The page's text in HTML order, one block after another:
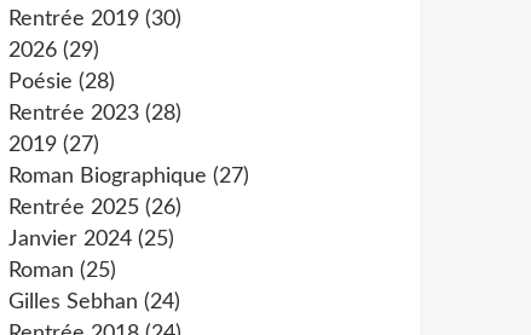
Rentrée 2019 (30)
2026 (29)
Poésie (28)
Rentrée 2023 (28)
2019 (27)
Roman Biographique (27)
Rentrée 2025 (26)
Janvier 2024 (25)
Roman (25)
Gilles Sebhan (24)